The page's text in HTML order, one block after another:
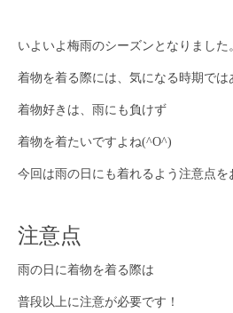
いよいよ梅雨のシーズンとなりました
着物を着る際には、気になる時期では
着物好きは、雨にも負けず
着物を着たいですよね(^O^)
今回は雨の日にも着れるよう注意点を
注意点
雨の日に着物を着る際は
普段以上に注意が必要です！